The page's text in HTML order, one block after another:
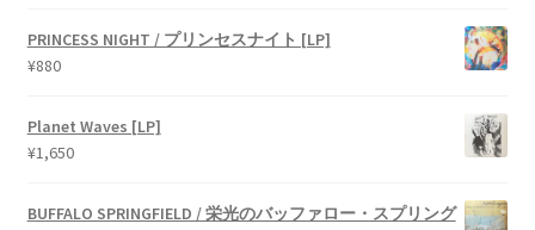
PRINCESS NIGHT / プリンセスナイト [LP]
¥880
Planet Waves [LP]
¥1,650
BUFFALO SPRINGFIELD / 栄光のバッファロー・スプリング